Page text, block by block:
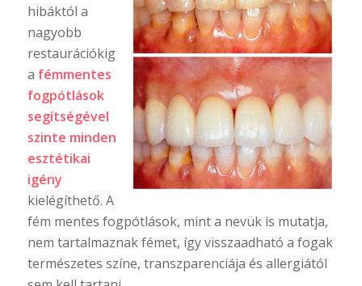
hibáktól a
nagyobb
restaurációkig
a fémmentes
fogpótlások
segítségével
szinte minden
esztétikai
igény
kielégíthető. A
fém mentes fogpótlások, mint a nevük is mutatja,
nem tartalmaznak fémet, így visszaadható a fogak
természetes színe, transzparenciája és allergiától